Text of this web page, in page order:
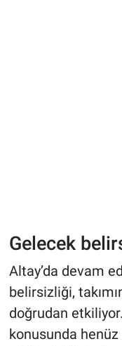
Gelecek
Altay’da devam
belirsizliği,
doğrudan
konusunda